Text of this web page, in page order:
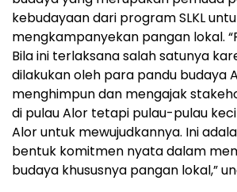
kebudayaan dari program SLKL
mengkampanyekan pangan lokal.
Bila ini terlaksana salah satunya
dilakukan oleh para pandu budaya
menghimpun dan mengajak
di pulau Alor tetapi pulau-pulau
Alor untuk mewujudkannya. Ini
bentuk komitmen nyata dalam
budaya khususnya pangan lokal,”